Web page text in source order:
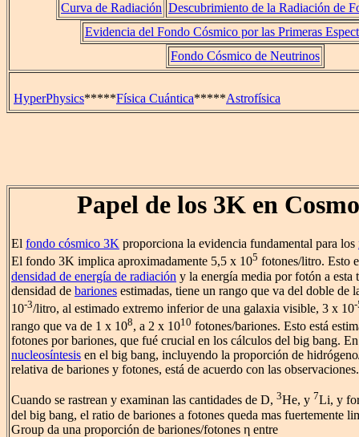
Curva de Radiación Descubrimiento de la Radiación de
Evidencia del Fondo Cósmico por las Primeras
Fondo Cósmico de Neutrinos
HyperPhysics*****Física Cuántica*****Astrofísica
Papel de los 3K en
El fondo cósmico 3K proporciona la evidencia fundamental para los
El fondo 3K implica aproximadamente 5,5 x 105 fotones/litro. Esto
densidad de energía de radiación y la energía media por fotón a esta
densidad de bariones estimadas, tiene un rango que va del doble de
10-3/litro, al estimado extremo inferior de una galaxia visible, 3 x 10
rango que va de 1 x 108, a 2 x 1010 fotones/bariones. Esto está
fotones por bariones, que fué crucial en los cálculos del big bang.
nucleosíntesis en el big bang, incluyendo la proporción de
relativa de bariones y fotones, está de acuerdo con las observaciones.
Cuando se rastrean y examinan las cantidades de D, 3He, y 7Li, y
del big bang, el ratio de bariones a fotones queda mas fuertemente
Group da una proporción de bariones/fotones η entre